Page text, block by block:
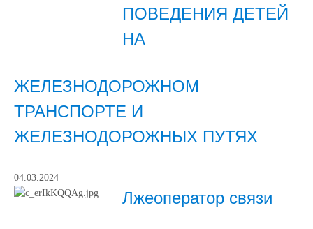
ПОВЕДЕНИЯ ДЕТЕЙ
НА
ЖЕЛЕЗНОДОРОЖНОМ
ТРАНСПОРТЕ И
ЖЕЛЕЗНОДОРОЖНЫХ ПУТЯХ
04.03.2024
Лжеоператор связи